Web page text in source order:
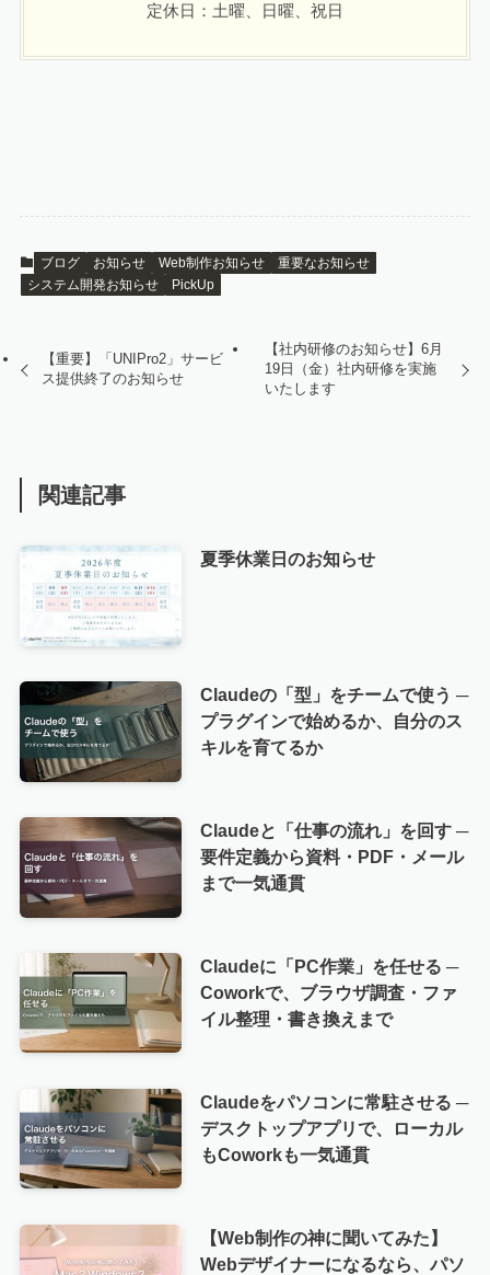
定休日：土曜、日曜、祝日
ブログ お知らせ Web制作お知らせ
重要なお知らせ
システム開発お知らせ
PickUp
【重要】「UNIPro2」サービ
ス提供終了のお知らせ
【社内研修のお知らせ】6月
19日（金）社内研修を実施
いたします
関連記事
夏季休業日のお知らせ
Claudeの「型」をチームで使う ─
プラグインで始めるか、自分のス
キルを育てるか
Claudeと「仕事の流れ」を回す ─
要件定義から資料・PDF・メール
まで一気通貫
Claudeに「PC作業」を任せる ─
Coworkで、ブラウザ調査・ファ
イル整理・書き換えまで
Claudeをパソコンに常駐させる ─
デスクトップアプリで、ローカル
もCoworkも一気通貫
【Web制作の神に聞いてみた】
Webデザイナーになるなら、パソ